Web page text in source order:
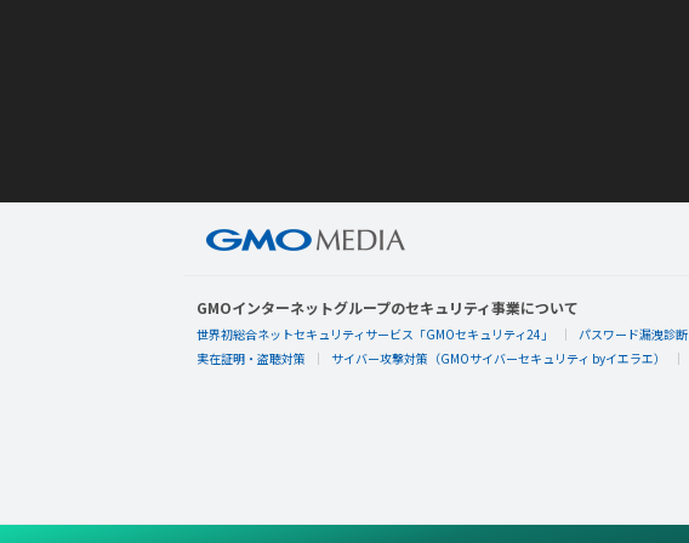
GMOインターネットグループのセキュリティ事業について
世界初総合ネットセキュリティサービス「GMOセキュリティ24」 パスワード漏洩診断
実在証明・盗聴対策
サイバー攻撃対策（GMOサイバーセキュリティ byイエラエ）